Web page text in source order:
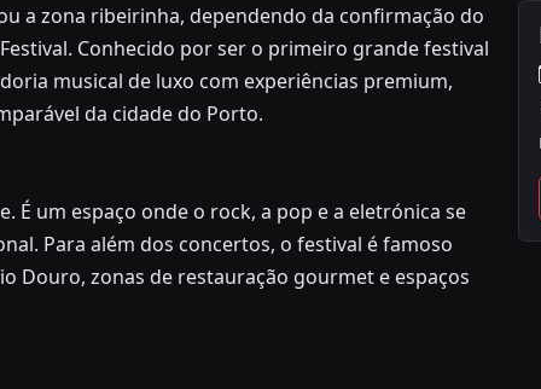
Festival 2026:
Maia, Porto
a zona ribeirinha, dependendo da confirmação do
Conhecido por ser o primeiro grande festival
musical de luxo com experiências premium,
da cidade do Porto.
É um espaço onde o rock, a pop e a eletrónica se
Para além dos concertos, o festival é famoso
Douro, zonas de restauração gourmet e espaços